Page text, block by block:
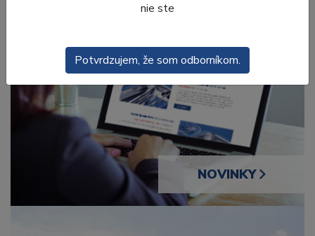
NOVINKY
nie ste
Potvrdzujem, že som odborníkom.